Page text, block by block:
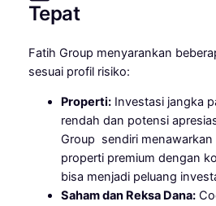
Tepat
Fatih Group menyarankan
sesuai profil risiko:
Properti:Investasi jangka
rendah dan potensi
Group sendiri
properti premium dengan
bisa menjadi peluang
Saham dan Reksa Dana: